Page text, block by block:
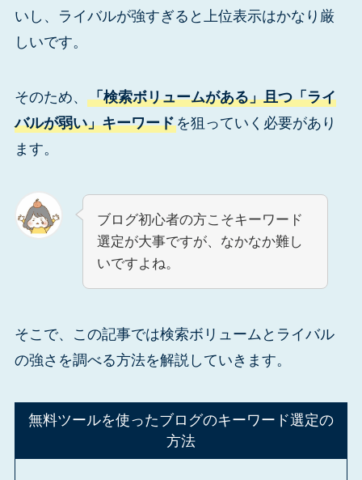
いし、ライバルが強すぎると上位表示はかなり厳
しいです。
そのため、 「検索ボリュームがある」且つ「ライ
バルが弱い」キーワードを狙っていく必要があり
ます。
ブログ初心者の方こそキーワード
選定が大事ですが、なかなか難し
いですよね。
そこで、この記事では検索ボリュームとライバル
の強さを調べる方法を解説していきます。
無料ツールを使ったブログのキーワード選定の
方法